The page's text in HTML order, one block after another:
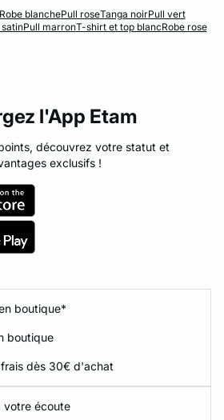
blanchePull roseTanga noirPull vert
Pull marronT-shirt et top blancRobe rose
l'App Etam
découvrez votre statut et
exclusifs !
boutique*
boutique
dès 30€ d'achat
votre écoute